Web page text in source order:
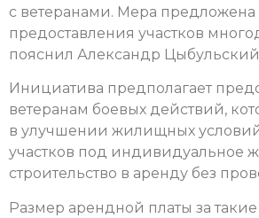
с ветеранами. Мера предложена
предоставления участков
пояснил Александр
Инициатива предполагает
ветеранам боевых действий,
в улучшении жилищных
участков под индивидуальное
строительство в аренду без
Размер арендной платы за